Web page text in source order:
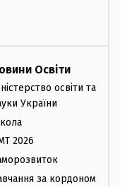
Освіти
освіти та
України
2026
за кордоном